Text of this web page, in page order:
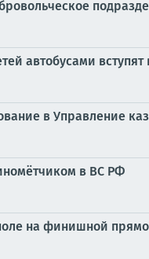
автобусами вступят
в Управление
в ВС РФ
на финишной